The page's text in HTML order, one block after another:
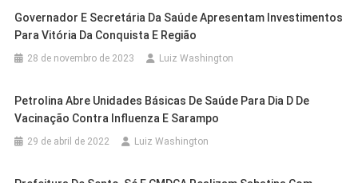
Governador E Secretária Da Saúde Apresentam Investimentos
Para Vitória Da Conquista E Região
28 de novembro de 2023 Luiz Washington
Petrolina Abre Unidades Básicas De Saúde Para Dia D De
Vacinação Contra Influenza E Sarampo
29 de abril de 2022 Luiz Washington